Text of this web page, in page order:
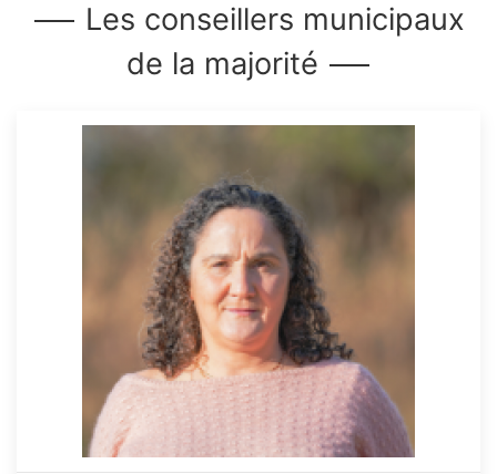
Les conseillers municipaux
de la majorité